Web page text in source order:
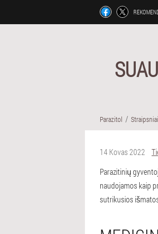
Parazitol Straipsniai
14 Kovas 2022
Parazitinių
naudojamos kaip
sutrikusios